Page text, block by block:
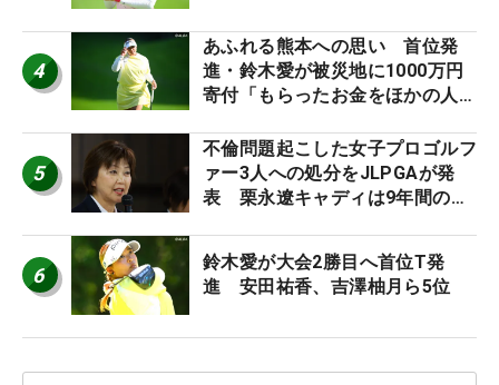
4
あふれる熊本への思い 首位発
進・鈴木愛が被災地に1000万円
寄付「もらったお金をほかの人
5
不倫問題起こした女子プロゴルフ
ァー3人への処分をJLPGAが発
表 栗永遼キャディは9年間の立
6
鈴木愛が大会2勝目へ首位T発
進 安田祐香、吉澤柚月ら5位